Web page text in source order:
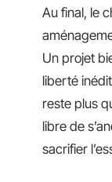
Au final, le
Un projet
liberté
reste plus
libre de
sacrifier